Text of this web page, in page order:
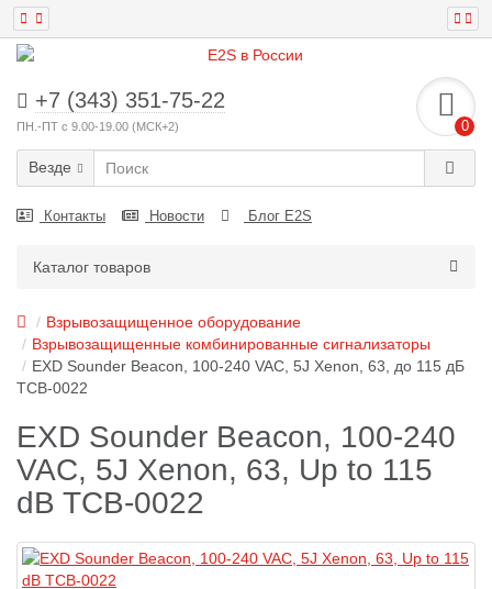
+7 (343) 351-75-22
ПН.-ПТ с 9.00-19.00 (МСК+2) 0
Везде
Контакты Новости Блог E2S
Каталог товаров
Взрывозащищенное оборудование
Взрывозащищенные комбинированные сигнализаторы
EXD Sounder Beacon, 100-240 VAC, 5J Xenon, 63, до 115 дБ
TCB-0022
EXD Sounder Beacon, 100-240
VAC, 5J Xenon, 63, Up to 115
dB TCB-0022